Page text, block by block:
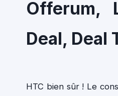
Offerum,
Deal, Deal
HTC bien sûr ! Le